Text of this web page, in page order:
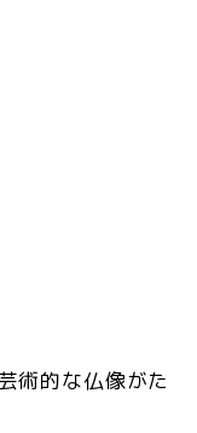
術的な仏像がた